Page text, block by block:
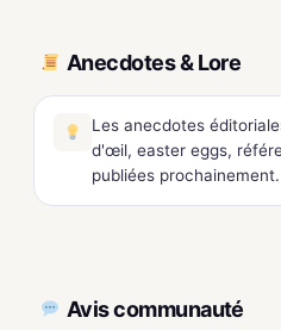
Anecdotes & Lore
Les anecdotes
d'œil, easter eggs,
publiées prochainement.
Avis communauté